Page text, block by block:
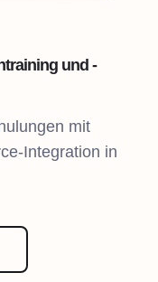
und -
mit
Integration in